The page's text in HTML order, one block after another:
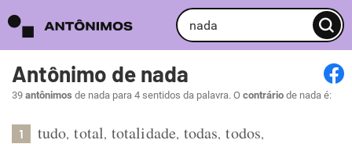
Antônimo de nada
39 antônimos de nada para 4 sentidos da palavra. O contrário de nada é:
1 tudo, total, totalidade, todas, todos,